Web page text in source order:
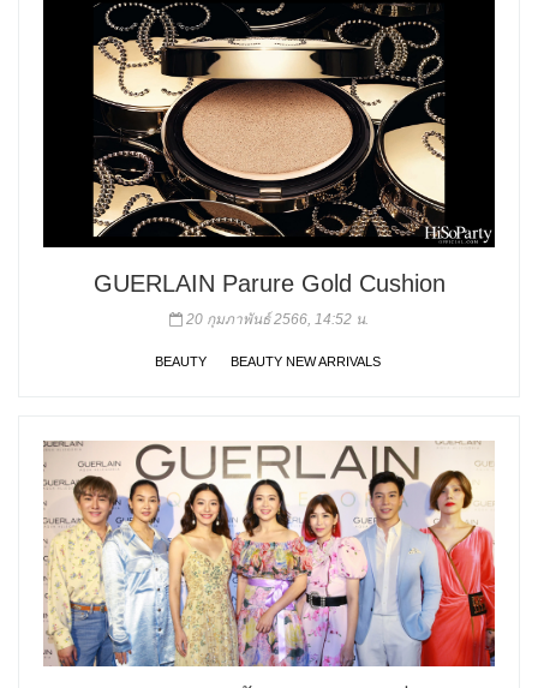
GUERLAIN Parure Gold Cushion
20 กุมภาพันธ์ 2566, 14:52 น.
BEAUTY BEAUTY NEW ARRIVALS